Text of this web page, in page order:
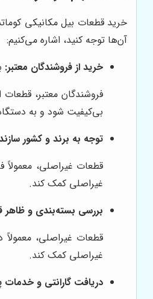
خرید قطعات بیل مکانیکی
آن‌ها توجه کنید، اشاره می‌کنیم:
خرید از فروشندگان معتبر:
فروشندگان معتبر،
بی‌کیفیت شود و به
توجه به برند و کشور
قطعات غیراصلی، معمولاً
غیراصلی کمک کند.
بررسی بسته‌بندی و ظاهر
قطعات غیراصلی،
غیراصلی کمک کند.
دریافت گارانتی و